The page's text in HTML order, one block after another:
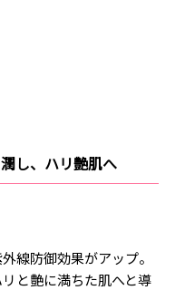
し、ハリ艶肌へ
線防御効果がアップ。
と艶に満ちた肌へと導